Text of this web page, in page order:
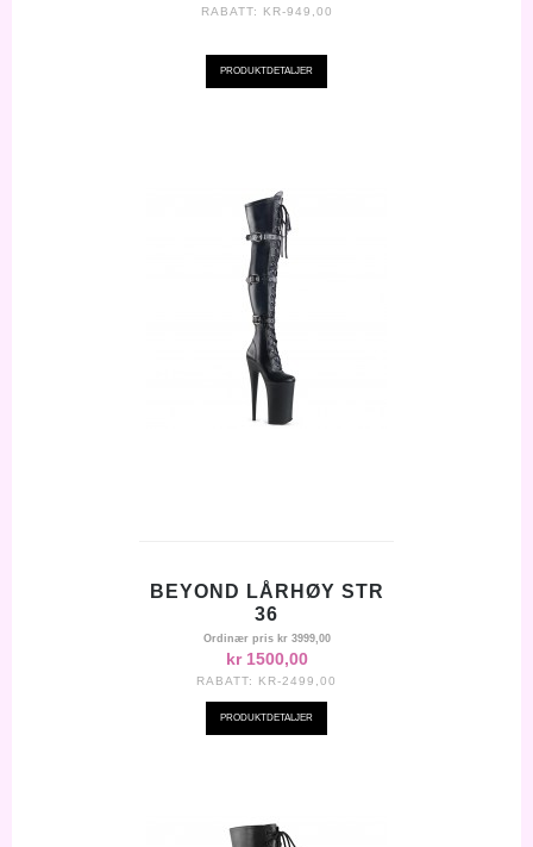
RABATT: KR-949,00
PRODUKTDETALJER
BEYOND LÅRHØY STR
36
Ordinær pris kr 3999,00
kr 1500,00
RABATT: KR-2499,00
PRODUKTDETALJER